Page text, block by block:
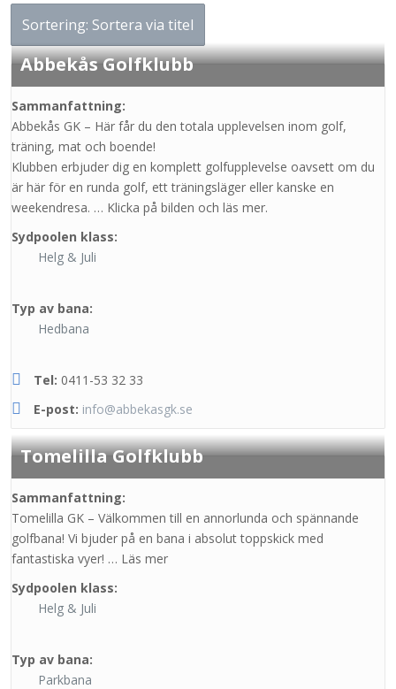
Sortering: Sortera via titel
Abbekås Golfklubb
Sammanfattning:
Abbekås GK – Här får du den totala upplevelsen inom golf,
träning, mat och boende!
Klubben erbjuder dig en komplett golfupplevelse oavsett om du
är här för en runda golf, ett träningsläger eller kanske en
weekendresa. … Klicka på bilden och läs mer.
Sydpoolen klass:
Helg & Juli
Typ av bana:
Hedbana
Tel: 0411-53 32 33
E-post: info@abbekasgk.se
Tomelilla Golfklubb
Sammanfattning:
Tomelilla GK – Välkommen till en annorlunda och spännande
golfbana! Vi bjuder på en bana i absolut toppskick med
fantastiska vyer! … Läs mer
Sydpoolen klass:
Helg & Juli
Typ av bana:
Parkbana